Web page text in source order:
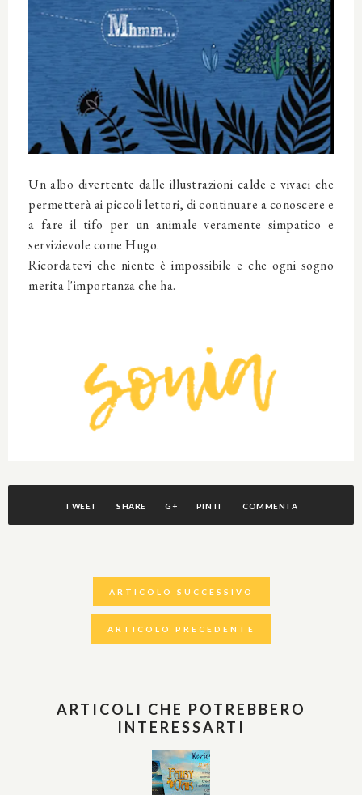
Un albo divertente dalle illustrazioni calde e vivaci che
permetterà ai piccoli lettori, di continuare a conoscere e
a fare il tifo per un animale veramente simpatico e
servizievole come Hugo.
Ricordatevi che niente è impossibile e che ogni sogno
merita l'importanza che ha.
TWEET SHARE G+ PIN IT COMMENTA
ARTICOLO SUCCESSIVO
ARTICOLO PRECEDENTE
ARTICOLI CHE POTREBBERO
INTERESSARTI